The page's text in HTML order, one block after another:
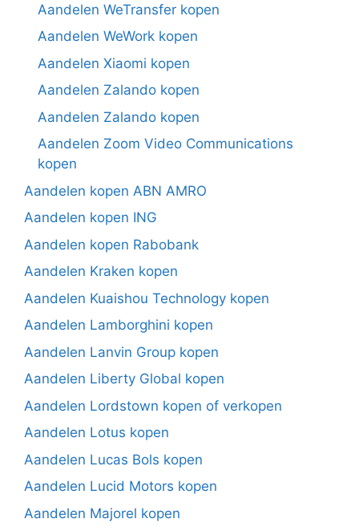
Aandelen WeTransfer kopen
Aandelen WeWork kopen
Aandelen Xiaomi kopen
Aandelen Zalando kopen
Aandelen Zalando kopen
Aandelen Zoom Video Communications
kopen
Aandelen kopen ABN AMRO
Aandelen kopen ING
Aandelen kopen Rabobank
Aandelen Kraken kopen
Aandelen Kuaishou Technology kopen
Aandelen Lamborghini kopen
Aandelen Lanvin Group kopen
Aandelen Liberty Global kopen
Aandelen Lordstown kopen of verkopen
Aandelen Lotus kopen
Aandelen Lucas Bols kopen
Aandelen Lucid Motors kopen
Aandelen Majorel kopen